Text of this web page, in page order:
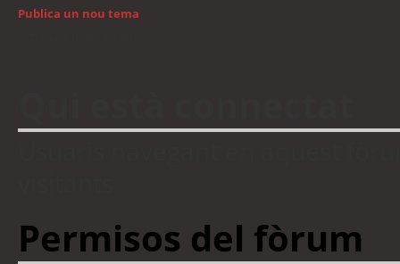
Publica un nou tema
Permisos del fòrum